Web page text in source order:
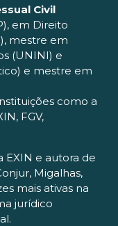
Civil
em Direito
mestre em
(UNINI) e
e mestre em
como a
FGV,
EXIN e autora de
Migalhas,
mais ativas na
jurídico